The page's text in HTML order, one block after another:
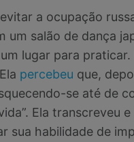
a ocupação
um salão de dança
lugar para praticar.
percebeu que,
se até de
Ela transcreveu
sua habilidade de